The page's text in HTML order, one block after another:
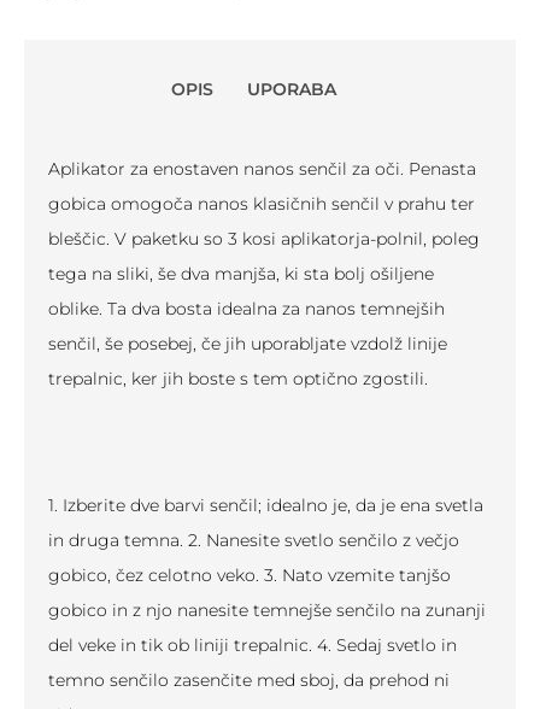
OPIS UPORABA
Aplikator za enostaven nanos senčil za oči. Penasta
gobica omogoča nanos klasičnih senčil v prahu ter
bleščic. V paketku so 3 kosi aplikatorja-polnil, poleg
tega na sliki, še dva manjša, ki sta bolj ošiljene
oblike. Ta dva bosta idealna za nanos temnejših
senčil, še posebej, če jih uporabljate vzdolž linije
trepalnic, ker jih boste s tem optično zgostili.
1. Izberite dve barvi senčil; idealno je, da je ena svetla
in druga temna. 2. Nanesite svetlo senčilo z večjo
gobico, čez celotno veko. 3. Nato vzemite tanjšo
gobico in z njo nanesite temnejše senčilo na zunanji
del veke in tik ob liniji trepalnic. 4. Sedaj svetlo in
temno senčilo zasenčite med sboj, da prehod ni